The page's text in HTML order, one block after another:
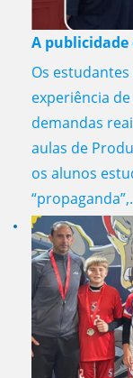
A
Os
experiência
demandas
aulas de
os alunos